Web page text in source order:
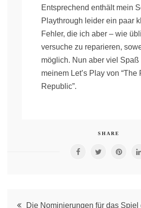
Entsprechend enthält mein
Playthrough leider ein paar
Fehler, die ich aber – wie
versuche zu reparieren,
möglich. Nun aber viel Spaß
meinem Let’s Play von “The
Republic”.
SHARE
PostDie Nominierungen für das